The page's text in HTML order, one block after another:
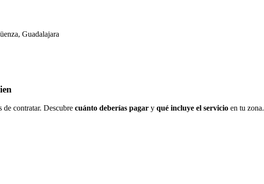
Guadalajara
de contratar. Descubre cuánto deberías pagar y qué incluye el servicio en tu zona.